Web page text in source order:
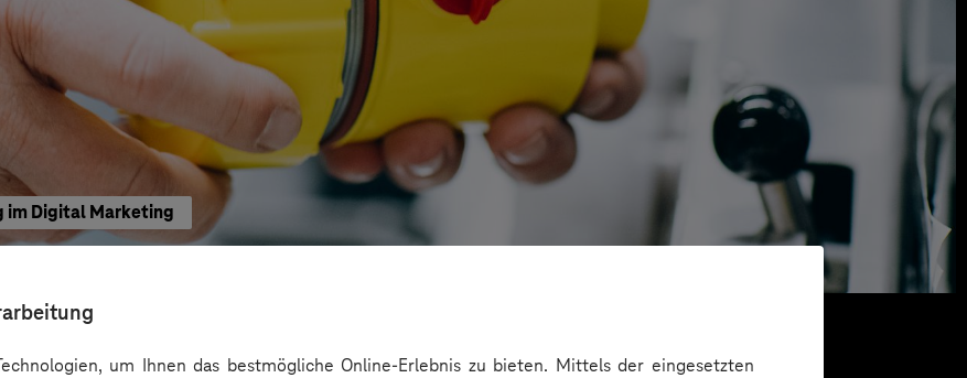
um Ihnen das bestmögliche Online-Erlebnis zu bieten. Mittels der eingesetzten
im Digital Marketing